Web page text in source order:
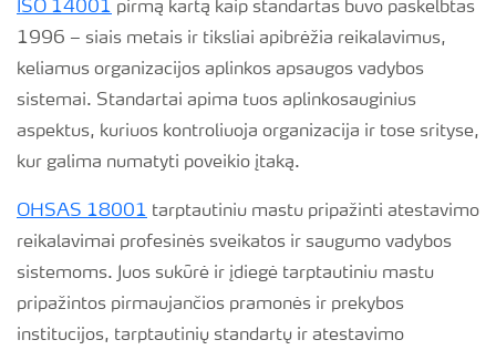
ISO 14001 pirmą kartą kaip standartas buvo paskelbtas
1996 – siais metais ir tiksliai apibrėžia reikalavimus,
keliamus organizacijos aplinkos apsaugos vadybos
sistemai. Standartai apima tuos aplinkosauginius
aspektus, kuriuos kontroliuoja organizacija ir tose srityse,
kur galima numatyti poveikio įtaką.
OHSAS 18001 tarptautiniu mastu pripažinti atestavimo
reikalavimai profesinės sveikatos ir saugumo vadybos
sistemoms. Juos sukūrė ir įdiegė tarptautiniu mastu
pripažintos pirmaujančios pramonės ir prekybos
institucijos, tarptautinių standartų ir atestavimo